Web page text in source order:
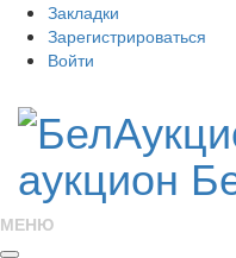
Закладки
Зарегистрироваться
Войти
МЕНЮ